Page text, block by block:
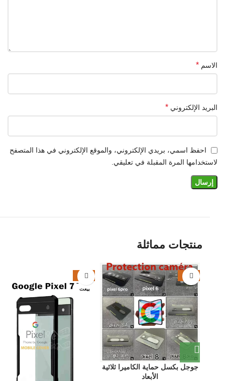
الاسم *
البريد الإلكتروني *
احفظ اسمي، بريدي الإلكتروني، والموقع الإلكتروني في هذا المتصفح
لاستخدامها المرة المقبلة في تعليقي.
منتجات مماثلة
-29%
جوجل بكسل حماية الكاميرا ثلاثية
الأبعاد
-29%
بيعت